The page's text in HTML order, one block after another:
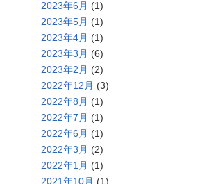
2023年6月 (1)
2023年5月 (1)
2023年4月 (1)
2023年3月 (6)
2023年2月 (2)
2022年12月 (3)
2022年8月 (1)
2022年7月 (1)
2022年6月 (1)
2022年3月 (2)
2022年1月 (1)
2021年10月 (1)